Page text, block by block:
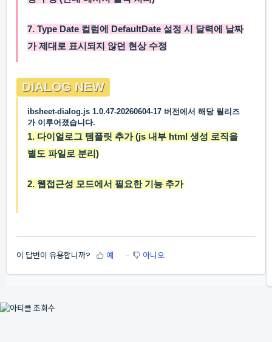
7. Type Date 컬럼에 DefaultDate 설정 시 달력에 날짜
가 제대로 표시되지 않던 현상 수정
DIALOG NEW
ibsheet-dialog.js 1.0.47-20260604-17 버전에서 해당 릴리즈
가 이루어졌습니다.
1. 다이얼로그 템플릿 추가 (js 내부 html 생성 로직을
별도 파일로 분리)
2. 웹접근성 모드에서 필요한 기능 추가
이 답변이 유용합니까? 예 아니오